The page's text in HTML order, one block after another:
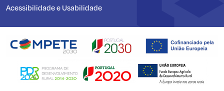
Acessibilidade e Usabilidade